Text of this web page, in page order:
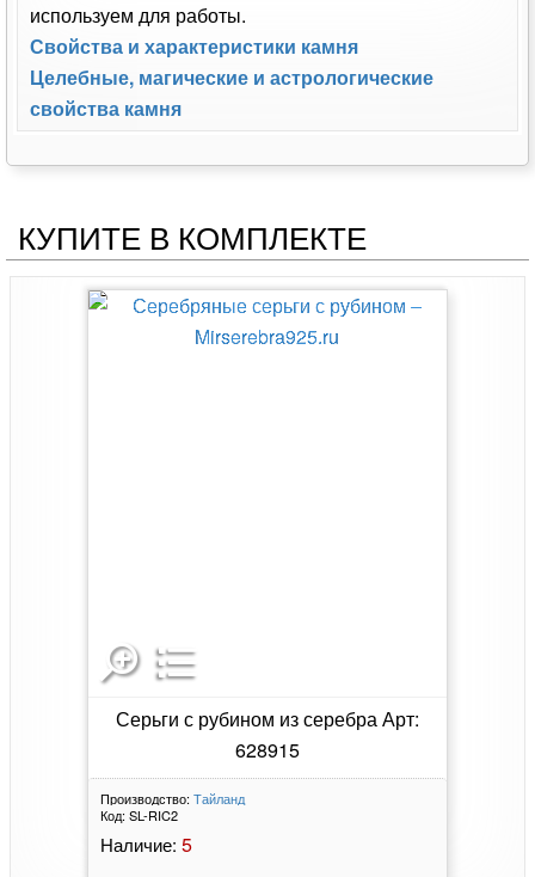
используем для работы.
Свойства и характеристики камня
Целебные, магические и астрологические
свойства камня
КУПИТЕ В КОМПЛЕКТЕ
Серьги с рубином из серебра Арт:
628915
Производство: Тайланд
Код: SL-RIC2
Наличие: 5